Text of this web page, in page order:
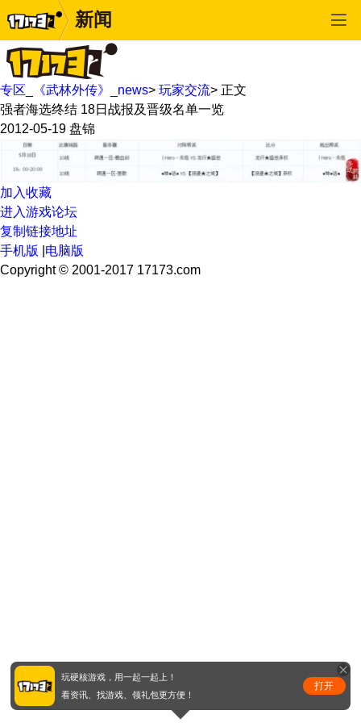
新闻
专区_《武林外传》_news> 玩家交流> 正文
强者海选终结 18日战报及晋级名单一览
2012-05-19 盘锦
加入收藏
进入游戏论坛
复制链接地址
手机版
电脑版
Copyright © 2001-2017 17173.com
玩硬核游戏，用一起一起上！
看资讯、找游戏、领礼包更方便！
打开